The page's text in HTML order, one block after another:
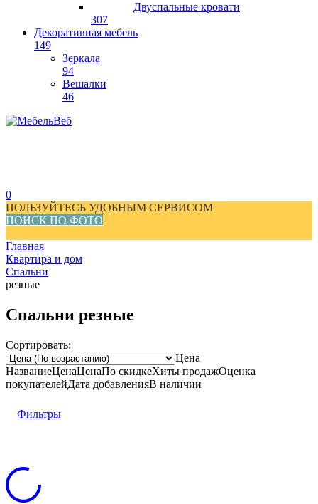
Двуспальные кровати
307
Декоративная мебель
149
Зеркала
94
Вешалки
46
0
ПОЛЬЗУЙТЕСЬ УДОБНЫМ СЕРВИСОМ
ПОИСК ПО ФОТО
Главная
Квартира и дом
Спальни
резные
Спальни резные
Сортировать:
Цена
НазваниеЦенаЦенаПо скидкеХиты продажОценка
покупателейДата добавленияВ наличии
Фильтры